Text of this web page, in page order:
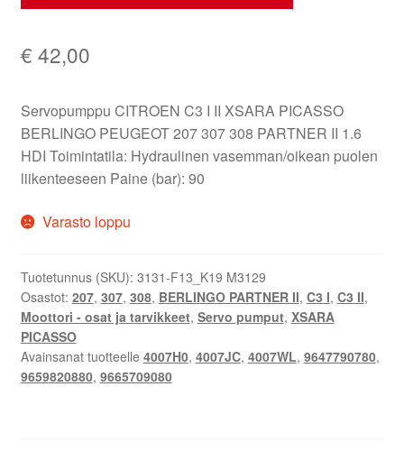
€ 42,00
Servopumppu CITROEN C3 I II XSARA PICASSO
BERLINGO PEUGEOT 207 307 308 PARTNER II 1.6
HDI Toimintatila: Hydraulinen vasemman/oikean puolen
liikenteeseen Paine (bar): 90
Varasto loppu
Tuotetunnus (SKU): 3131-F13_K19 M3129
Osastot: 207, 307, 308, BERLINGO PARTNER II, C3 I, C3 II,
Moottori - osat ja tarvikkeet, Servo pumput, XSARA
PICASSO
Avainsanat tuotteelle 4007H0, 4007JC, 4007WL, 9647790780,
9659820880, 9665709080